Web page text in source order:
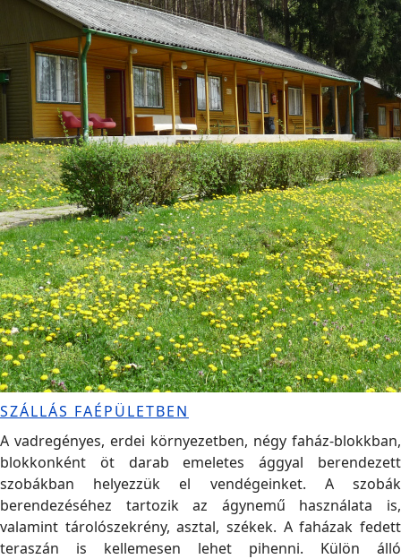
SZÁLLÁS FAÉPÜLETBEN
A vadregényes, erdei környezetben, négy faház-blokkban,
blokkonként öt darab emeletes ággyal berendezett
szobákban helyezzük el vendégeinket. A szobák
berendezéséhez tartozik az ágynemű használata is,
valamint tárolószekrény, asztal, székek. A faházak fedett
teraszán is kellemesen lehet pihenni. Külön álló